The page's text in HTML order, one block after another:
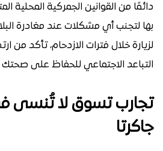
دائمًا من القوانين الجمركية المحلية
بها لتجنب أي مشكلات عند مغادرة
لزيارة خلال فترات الازدحام، تأكد من
التباعد الاجتماعي للحفاظ على
تجارب تسوق لا تُنسى
جاكرتا